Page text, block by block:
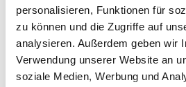
personalisieren, Funktionen für
zu können und die Zugriffe auf
analysieren. Außerdem geben wir
Verwendung unserer Website an
soziale Medien, Werbung und
Collier · K11647
First Love · Collier · Weißgold